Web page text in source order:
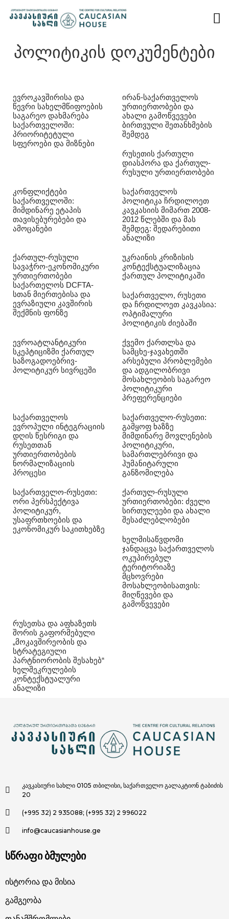
პოლიტიკის დოკუმენტები
ევროკავშირისა და
წევრი სახელმწიფოების
საგარეო დახმარება
საქართველოში:
პრიორიტეტული
სფეროები და მიზნები
ირან-საქართველოს
ურთიერთობები და
ახალი გამოწვევები
ბირთვული შეთანხმების
შემდეგ
რუსეთის ქართული
დიასპორა და ქართულ-
რუსული ურთიერთობები
კონფლიქტები
საქართველოში:
მიმდინარე ეტაპის
თავისებურებები და
ამოცანები
საქართველოს
პოლიტიკა ჩრდილოეთ
კავკასიის მიმართ 2008-
2012 წლებში და მას
შემდეგ: შედარებითი
ანალიზი
ქართულ-რუსული
სავაჭრო-ეკონომიკური
ურთიერთობები
საქართელოს DCFTA-
სთან მიერთებისა და
ევრაზიული კავშირის
შექმნის ფონზე
უკრაინის კრიზისის
კონტექსტუალიზაცია
ქართულ პოლიტიკაში
საქართველო, რუსეთი
და ჩრდილოეთ კავკასია:
ოპტიმალური
პოლიტიკის ძიებაში
ევროატლანტიკური
სკეპტიციზმი ქართულ
საზოგადოებრივ-
პოლიტიკურ სივრცეში
ქვემო ქართლსა და
სამცხე-ჯავახეთში
არსებული პრობლემები
და ადგილობრივი
მოსახლეობის საგარეო
პოლიტიკური
პრეფერენციები
საქართველოს
ევროპული ინტეგრაციის
დღის წესრიგი და
რუსეთთან
ურთიერთობების
ნორმალიზაციის
პროცესი
საქართველო-რუსეთი:
გამყოფ ხაზზე
მიმდინარე მოვლენების
პოლიტიკური,
სამართლებრივი და
ჰუმანიტარული
განზომილება
საქართველო-რუსეთი:
ორი პერსპექტივა
პოლიტიკურ,
უსაფრთხოების და
ეკონომიკურ საკითხებზე
ქართულ-რუსული
ურთიერთობები: ძველი
სირთულეები და ახალი
შესაძლებლობები
ხელმისაწვდომი
ჯანდაცვა საქართველოს
ოკუპირებულ
ტერიტორიაზე
მცხოვრები
მოსახლეობისათვის:
მიღწევები და
გამოწვევები
რუსეთსა და აფხაზეთს
შორის გაფორმებული
„მოკავშირეობის და
სტრატეგიული
პარტნიორობის შესახებ“
ხელშეკრულების
კონტექსტუალური
ანალიზი
კავკასიური სახლი 0105 თბილისი, საქართველო გალაკტიონ ტაბიძის
20
(+995 32) 2 935088; (+995 32) 2 996022
info@caucasianhouse.ge
სწრაფი ბმულები
Ისტორია Და Მისია
Გამგეობა